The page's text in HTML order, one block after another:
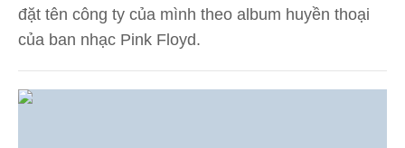
đặt tên công ty của mình theo album huyền thoại
của ban nhạc Pink Floyd.